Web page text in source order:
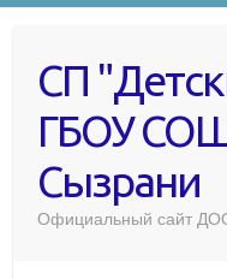
СП
ГБОУ
Сызрани
Официальный сайт